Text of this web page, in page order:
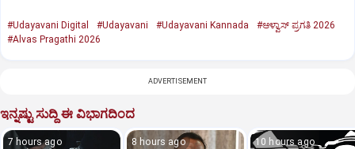
#Udayavani Digital #Udayavani #Udayavani Kannada
#ಆಳ್ವಾಸ್‌ ಪ್ರಗತಿ 2026
#Alvas Pragathi 2026
ADVERTISEMENT
ಇನ್ನಷ್ಟು ಸುದ್ದಿ ಈ ವಿಭಾಗದಿಂದ
7 hours ago 8 hours ago 10 hours ago